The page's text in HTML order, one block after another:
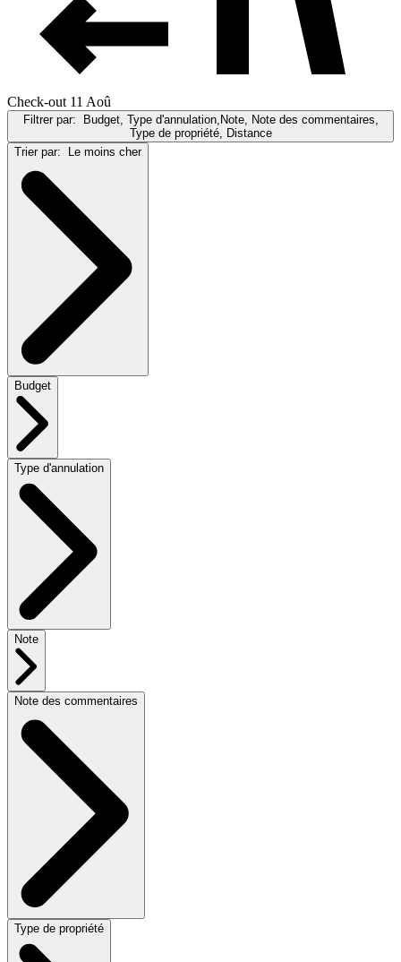
Check-out 11 Aoû
Filtrer par:
Budget, Type d'annulation,Note, Note des commentaires,
Type de propriété, Distance
Trier par:
Le moins cher
Budget
Type d'annulation
Note
Note des commentaires
Type de propriété